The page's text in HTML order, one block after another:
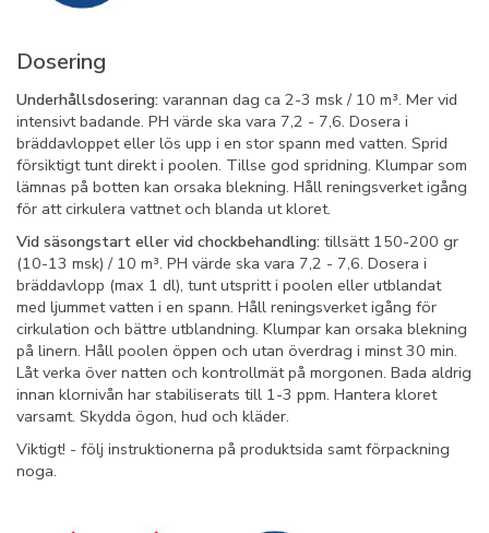
Dosering
Underhållsdosering: varannan dag ca 2-3 msk / 10 m³. Mer vid
intensivt badande. PH värde ska vara 7,2 - 7,6. Dosera i
bräddavloppet eller lös upp i en stor spann med vatten. Sprid
försiktigt tunt direkt i poolen. Tillse god spridning. Klumpar som
lämnas på botten kan orsaka blekning. Håll reningsverket igång
för att cirkulera vattnet och blanda ut kloret.
Vid säsongstart eller vid chockbehandling: tillsätt 150-200 gr
(10-13 msk) / 10 m³. PH värde ska vara 7,2 - 7,6. Dosera i
bräddavlopp (max 1 dl), tunt utspritt i poolen eller utblandat
med ljummet vatten i en spann. Håll reningsverket igång för
cirkulation och bättre utblandning. Klumpar kan orsaka blekning
på linern. Håll poolen öppen och utan överdrag i minst 30 min.
Låt verka över natten och kontrollmät på morgonen. Bada aldrig
innan klornivån har stabiliserats till 1-3 ppm. Hantera kloret
varsamt. Skydda ögon, hud och kläder.
Viktigt! - följ instruktionerna på produktsida samt förpackning
noga.